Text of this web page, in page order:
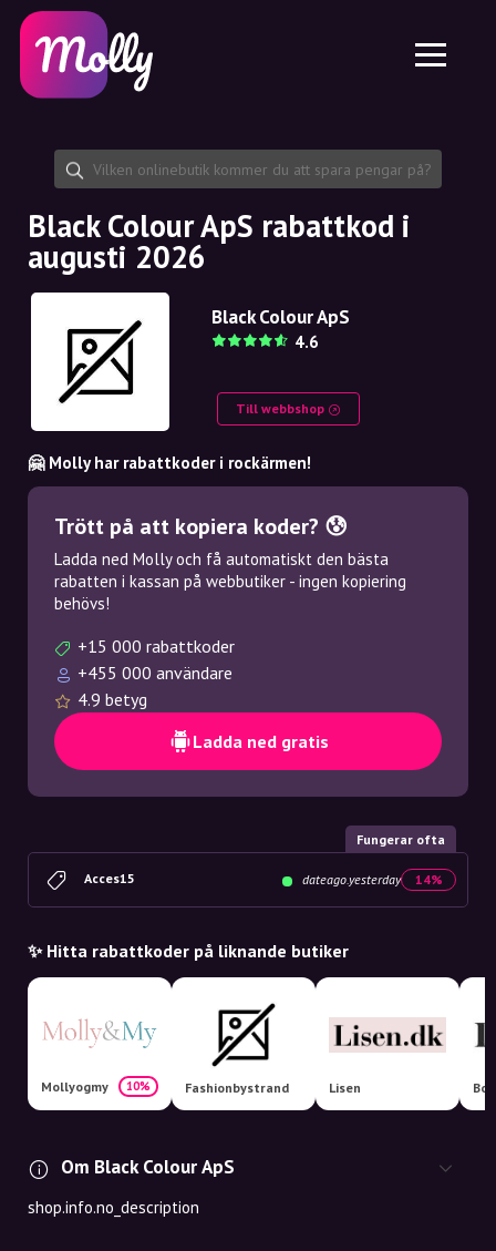
Hudvård
Hårvård
Dela rabattkod
Funktioner
Jobb
Om oss
Samarbete
Plattform
Molly till iPhone och iPad
Molly till Android
SE
EN
NO
NL
Black Colour ApS rabattkod i
augusti 2026
Black Colour ApS
4.6
Till webbshop
🤗 Molly har rabattkoder i rockärmen!
Trött på att kopiera koder? 😰
Ladda ned Molly och få automatiskt den bästa
rabatten i kassan på webbutiker - ingen kopiering
behövs!
+15 000 rabattkoder
+455 000 användare
4.9 betyg
Ladda ned gratis
Fungerar ofta
Acces15 dateago.yesterday 14%
✨ Hitta rabattkoder på liknande butiker
Mollyogmy 10% Fashionbystrand Lisen
Om Black Colour ApS
shop.info.no_description